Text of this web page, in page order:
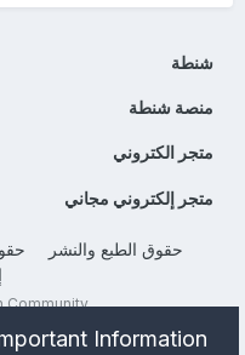
شنطة
منصة شنطة
متجر الكتروني
متجر إلكتروني مجاني
حقوق الطبع والنشر
Community
Information